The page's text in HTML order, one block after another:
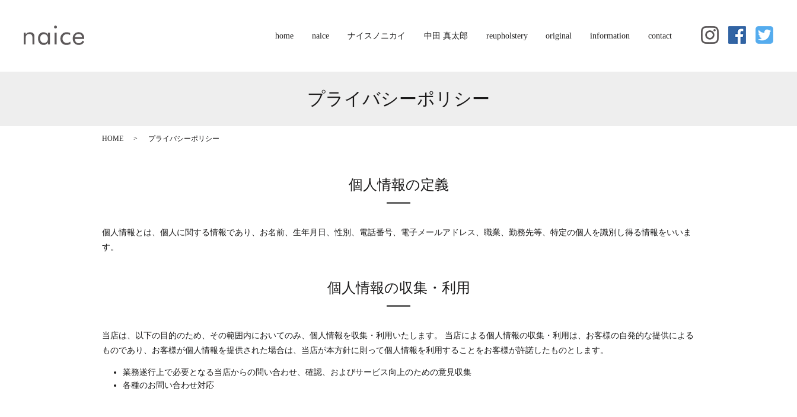
home naice ナイスノニカイ 中田 真太郎 reupholstery original information contact
プライバシーポリシー
HOME プライバシーポリシー
個人情報の定義
個人情報とは、個人に関する情報であり、お名前、生年月日、性別、電話番号、電子メールアドレス、職業、勤務先等、特定の個人を識別し得る情報をいいま
す。
個人情報の収集・利用
当店は、以下の目的のため、その範囲内においてのみ、個人情報を収集・利用いたします。 当店による個人情報の収集・利用は、お客様の自発的な提供による
ものであり、お客様が個人情報を提供された場合は、当店が本方針に則って個人情報を利用することをお客様が許諾したものとします。
業務遂行上で必要となる当店からの問い合わせ、確認、およびサービス向上のための意見収集
各種のお問い合わせ対応